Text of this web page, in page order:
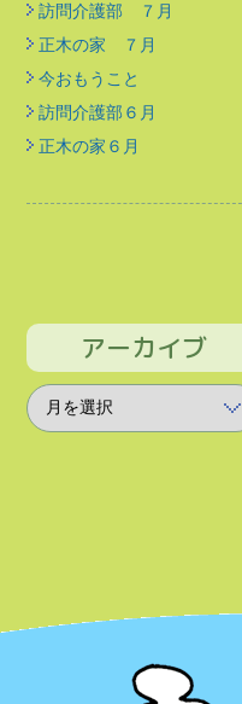
訪問介護部 ７月
正木の家 ７月
今おもうこと
訪問介護部６月
正木の家６月
アーカイブ